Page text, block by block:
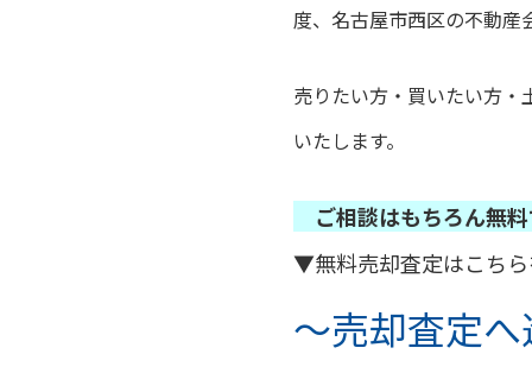
度、 名古屋市西区の不動産
売りたい方・買いたい方
いたします。
ご相談はもちろん無料
▼無料売却査定はこち
～売却査定